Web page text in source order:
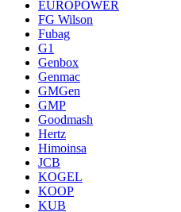
EUROPOWER
FG Wilson
Fubag
G1
Genbox
Genmac
GMGen
GMP
Goodmash
Hertz
Himoinsa
JCB
KOGEL
KOOP
KUB